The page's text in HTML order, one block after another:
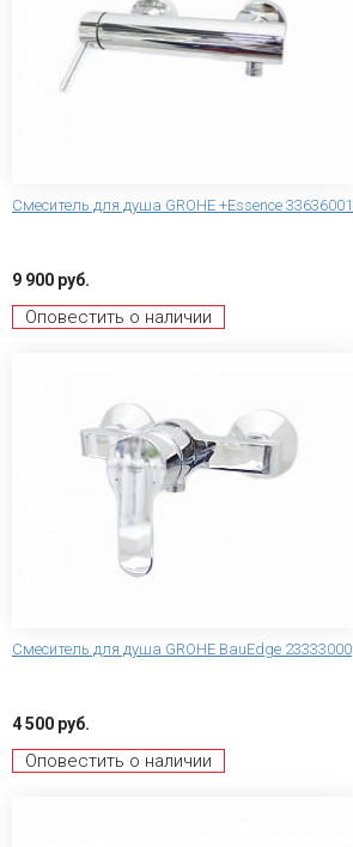
Смеситель для душа GROHE +Essence 33636001
9 900 руб.
Оповестить о наличии
Смеситель для душа GROHE BauEdge 23333000
4 500 руб.
Оповестить о наличии